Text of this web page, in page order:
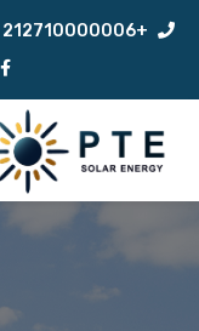
+212710000006